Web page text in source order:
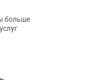
больше